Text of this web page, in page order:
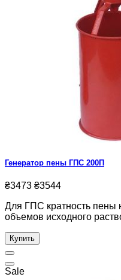
Генератор пены ГПС 200П
₴3473 ₴3544
Для ГПС кратность пены
объемов исходного
Купить
Sale